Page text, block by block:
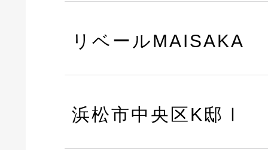
リベールMAISAKA
浜松市中央区K邸Ⅰ